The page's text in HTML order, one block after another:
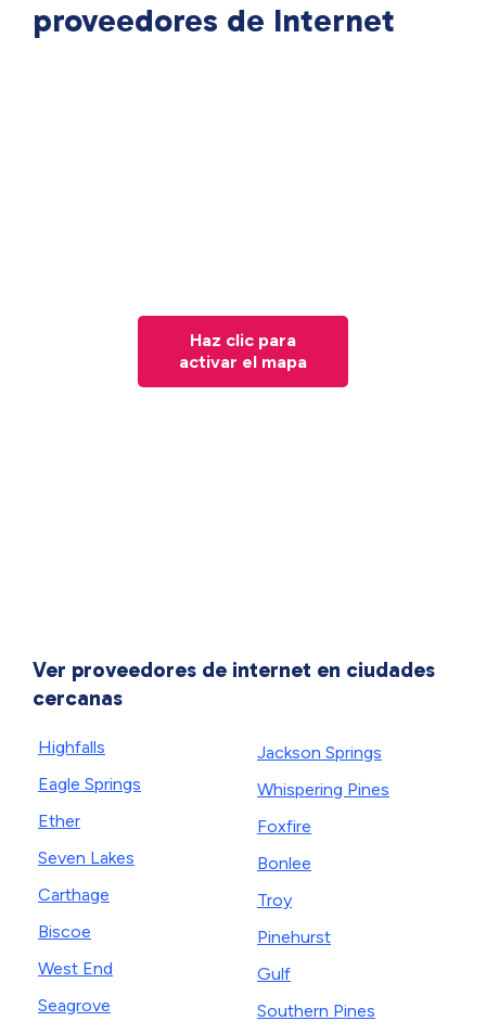
proveedores de Internet
Haz clic para
activar el mapa
Ver proveedores de internet en ciudades
cercanas
Highfalls
Eagle Springs
Ether
Seven Lakes
Carthage
Biscoe
West End
Seagrove
Jackson Springs
Whispering Pines
Foxfire
Bonlee
Troy
Pinehurst
Gulf
Southern Pines